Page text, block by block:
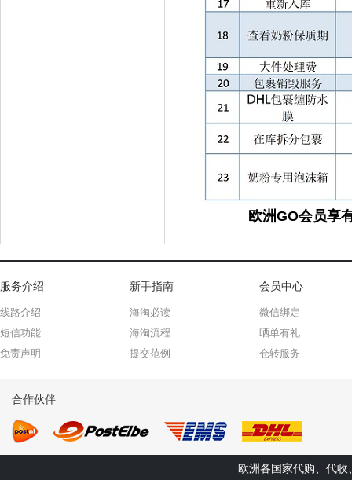
欧洲GO会员享
服务介绍
线路介绍
短信功能
免责声明
新手指南
海淘必读
海淘流程
提交范例
会员中心
微信绑定
晒单有礼
仓转服务
合作伙伴
欧洲各国家代购、代